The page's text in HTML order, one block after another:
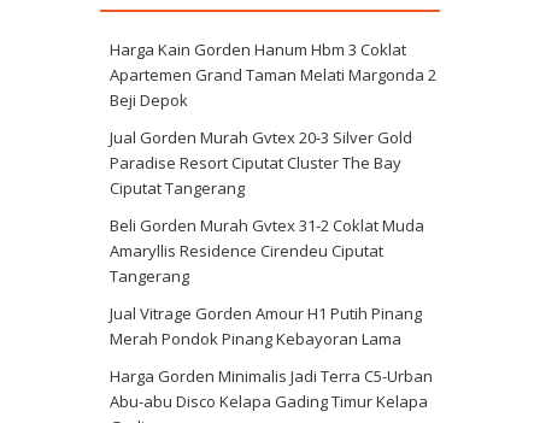
Harga Kain Gorden Hanum Hbm 3 Coklat
Apartemen Grand Taman Melati Margonda 2
Beji Depok
Jual Gorden Murah Gvtex 20-3 Silver Gold
Paradise Resort Ciputat Cluster The Bay
Ciputat Tangerang
Beli Gorden Murah Gvtex 31-2 Coklat Muda
Amaryllis Residence Cirendeu Ciputat
Tangerang
Jual Vitrage Gorden Amour H1 Putih Pinang
Merah Pondok Pinang Kebayoran Lama
Harga Gorden Minimalis Jadi Terra C5-Urban
Abu-abu Disco Kelapa Gading Timur Kelapa